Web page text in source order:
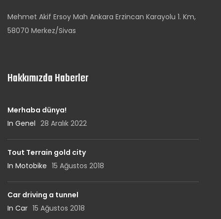
Mehmet Akif Ersoy Mah Ankara Erzincan Karayolu 1. Km,
58070 Merkez/Sivas
Hakkımızda Haberler
Merhaba dünya!
In Genel 28 Aralık 2022
Tout Terrain gold city
In Motobike 15 Ağustos 2018
Car driving a tunnel
In Car 15 Ağustos 2018